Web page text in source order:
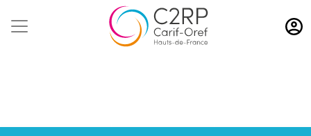
Aller
au
contenu